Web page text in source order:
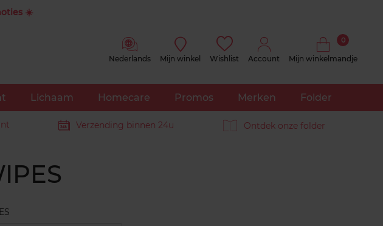
☀️
Nederlands Mijn winkel Wishlist Account Mijn winkelmandje
0
Lichaam Homecare Promos Merken Folder
Verzending binnen 24u Ontdek onze folder